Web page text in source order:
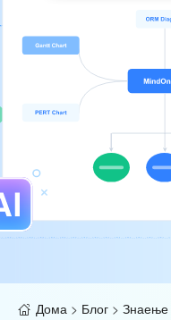
Дома > Блог > Знаење